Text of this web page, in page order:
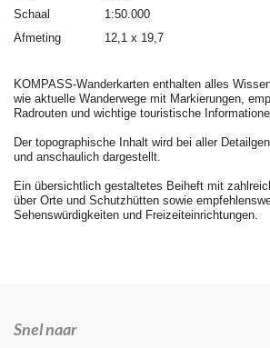
Schaal
1:50.000
Afmeting
12,1 x 19,7
KOMPASS-Wanderkarten enthalten alles
wie aktuelle Wanderwege mit Markierungen,
Radrouten und wichtige touristische
Der topographische Inhalt wird bei aller
und anschaulich dargestellt.
Ein übersichtlich gestaltetes Beiheft mit
über Orte und Schutzhütten sowie
Sehenswürdigkeiten und Freizeiteinrichtungen.
Snel naar